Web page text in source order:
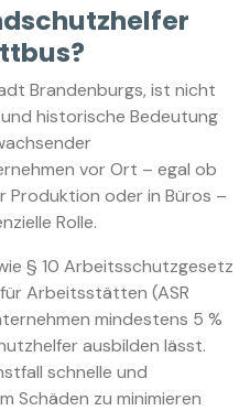
Brandenburgs, ist nicht
historische Bedeutung
vor Ort – egal ob
Produktion oder in Büros –
Rolle.
§ 10 Arbeitsschutzgesetz
Arbeitsstätten (ASR
mindestens 5 %
ausbilden lässt.
schnelle und
Schäden zu minimieren